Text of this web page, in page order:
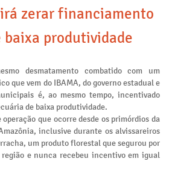
zerar financiamento
baixa produtividade
desmatamento combatido com um
que vem do IBAMA, do governo estadual e
é, ao mesmo tempo, incentivado
de baixa produtividade.
que ocorre desde os primórdios da
inclusive durante os alvissareiros
um produto florestal que segurou por
região e nunca recebeu incentivo em igual